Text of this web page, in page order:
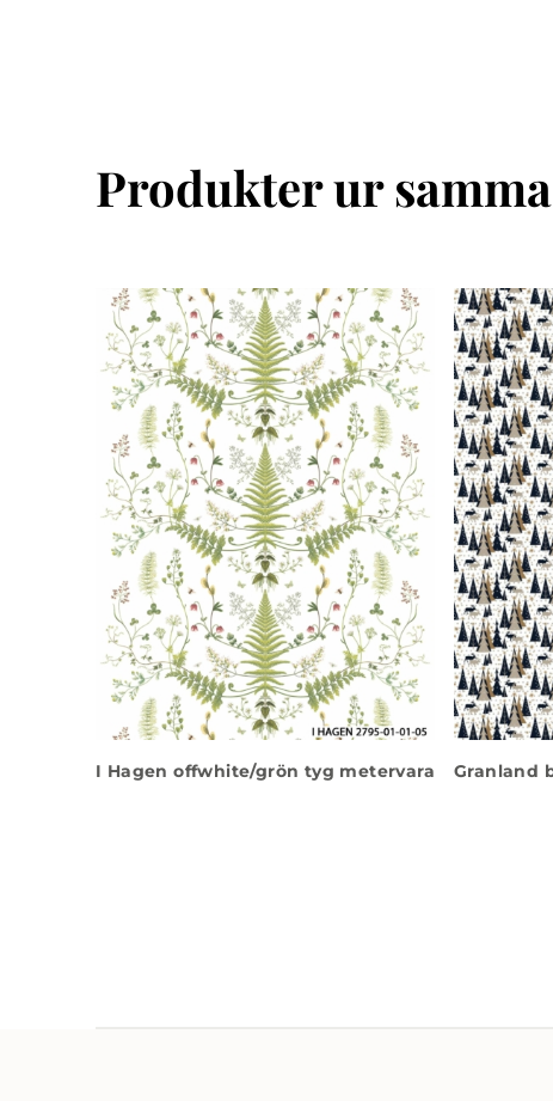
Produkter ur
I Hagen offwhite/grön tyg metervara Granland